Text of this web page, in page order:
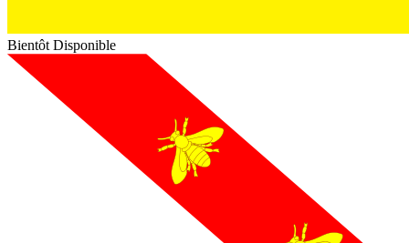
Bientôt Disponible